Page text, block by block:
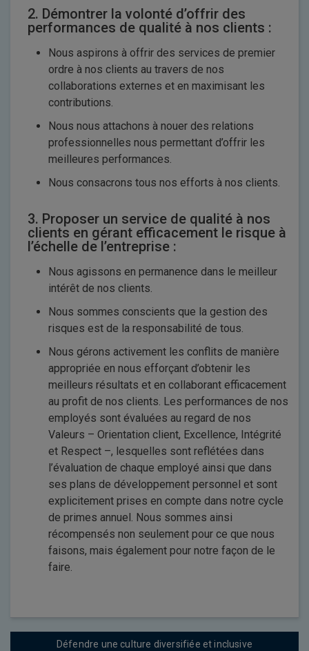
2. Démontrer la volonté d’offrir des
performances de qualité à nos clients :
Nous aspirons à offrir des services de premier
ordre à nos clients au travers de nos
collaborations externes et en maximisant les
contributions.
Nous nous attachons à nouer des relations
professionnelles nous permettant d’offrir les
meilleures performances.
Nous consacrons tous nos efforts à nos clients.
3. Proposer un service de qualité à nos
clients en gérant efficacement le risque à
l’échelle de l’entreprise :
Nous agissons en permanence dans le meilleur
intérêt de nos clients.
Nous sommes conscients que la gestion des
risques est de la responsabilité de tous.
Nous gérons activement les conflits de manière
appropriée en nous efforçant d’obtenir les
meilleurs résultats et en collaborant efficacement
au profit de nos clients. Les performances de nos
employés sont évaluées au regard de nos
Valeurs – Orientation client, Excellence, Intégrité
et Respect –, lesquelles sont reflétées dans
l’évaluation de chaque employé ainsi que dans
ses plans de développement personnel et sont
explicitement prises en compte dans notre cycle
de primes annuel. Nous sommes ainsi
récompensés non seulement pour ce que nous
faisons, mais également pour notre façon de le
faire.
Défendre une culture diversifiée et inclusive